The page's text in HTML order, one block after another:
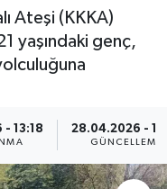
Ateşi (KKKA)
yaşındaki genç,
- 13:18 28.04.2026 -
GÜNCELLEME
Fikstür